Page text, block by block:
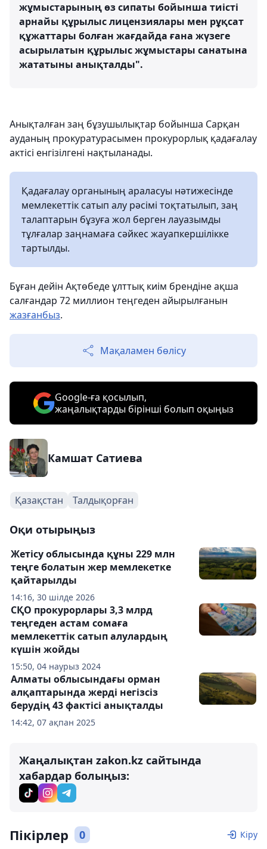
жұмыстарының өз сипаты бойынша тиісті
арнайы құрылыс лицензиялары мен рұқсат
құжаттары болған жағдайда ғана жүзеге
асырылатын құрылыс жұмыстары санатына
жататыны анықталды".
Анықталған заң бұзушылықтар бойынша Сарқан
ауданың прокуратурасымен прокурорлық қадағалау
актісі енгізілгені нақтыланады.
Қадағалау органының араласуы нәтижесінде
мемлекеттік сатып алу рәсімі тоқтатылып, заң
талаптарын бұзуға жол берген лауазымды
тұлғалар заңнамаға сәйкес жауапкершілікке
тартылды.
Бұған дейін Ақтөбеде ұлттық киім брендіне ақша
салғандар 72 миллион теңгеден айырылғанын
жазғанбыз.
Мақаламен бөлісу
Google-ға қосылып,
жаңалықтарды бірінші болып оқыңыз
Камшат Сатиева
Қазақстан Талдықорған
Оқи отырыңыз
14:16, 30 шілде 2026
Жетісу облысында құны 229 млн
теңге болатын жер мемлекетке
қайтарылды
15:50, 04 наурыз 2024
СҚО прокурорлары 3,3 млрд
теңгеден астам сомаға
мемлекеттік сатып алулардың
күшін жойды
14:42, 07 ақпан 2025
Алматы облысындағы орман
алқаптарында жерді негізсіз
берудің 43 фактісі анықталды
Жаңалықтан zakon.kz сайтында
хабардар болыңыз:
Пікірлер 0 Кіру